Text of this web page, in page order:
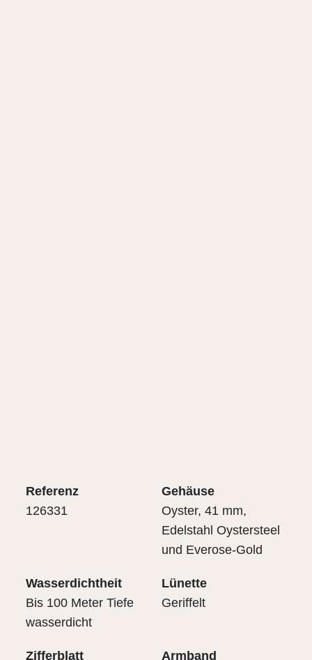
Referenz
126331
Gehäuse
Oyster, 41 mm,
Edelstahl Oystersteel
und Everose-Gold
Wasserdichtheit
Bis 100 Meter Tiefe
wasserdicht
Lünette
Geriffelt
Zifferblatt Armband